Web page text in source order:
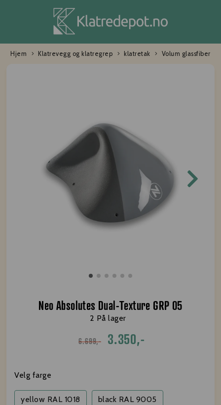
Hjem Klatrevegg og klatregrep klatretak Volum glassfiber
Neo Absolutes Dual-Texture GRP 05
2 På lager
6.699,- 3.350,-
Velg farge
yellow RAL 1018 black RAL 9005